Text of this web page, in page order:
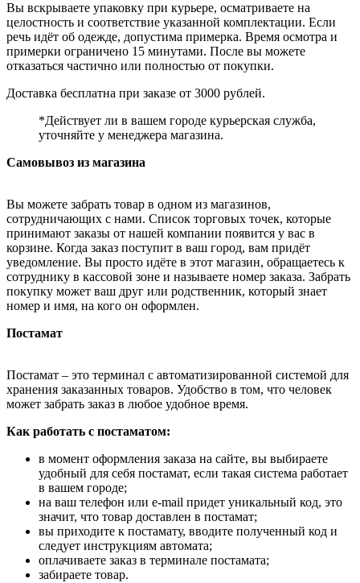
Вы вскрываете упаковку при курьере, осматриваете на
целостность и соответствие указанной комплектации. Если
речь идёт об одежде, допустима примерка. Время осмотра и
примерки ограничено 15 минутами. После вы можете
отказаться частично или полностью от покупки.
Доставка бесплатна при заказе от 3000 рублей.
*Действует ли в вашем городе курьерская служба,
уточняйте у менеджера магазина.
Самовывоз из магазина
Вы можете забрать товар в одном из магазинов,
сотрудничающих с нами. Список торговых точек, которые
принимают заказы от нашей компании появится у вас в
корзине. Когда заказ поступит в ваш город, вам придёт
уведомление. Вы просто идёте в этот магазин, обращаетесь к
сотруднику в кассовой зоне и называете номер заказа. Забрать
покупку может ваш друг или родственник, который знает
номер и имя, на кого он оформлен.
Постамат
Постамат – это терминал с автоматизированной системой для
хранения заказанных товаров. Удобство в том, что человек
может забрать заказ в любое удобное время.
Как работать с постаматом:
в момент оформления заказа на сайте, вы выбираете
удобный для себя постамат, если такая система работает
в вашем городе;
на ваш телефон или e-mail придет уникальный код, это
значит, что товар доставлен в постамат;
вы приходите к постамату, вводите полученный код и
следует инструкциям автомата;
оплачиваете заказ в терминале постамата;
забираете товар.